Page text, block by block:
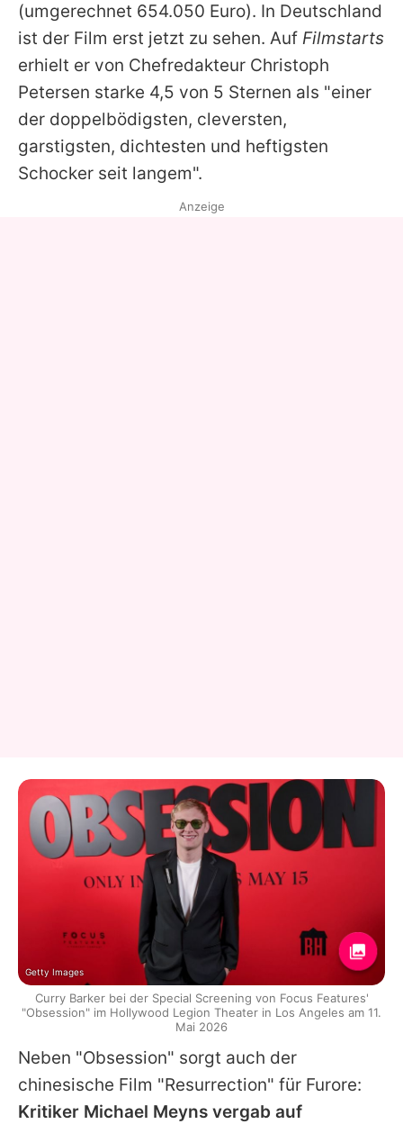
Nutzungsbedingungen
Utiq verwalten
(umgerechnet 654.050 Euro). In Deutschland
ist der Film erst jetzt zu sehen. Auf Filmstarts
erhielt er von Chefredakteur Christoph
Petersen starke 4,5 von 5 Sternen als "einer
der doppelbödigsten, cleversten,
garstigsten, dichtesten und heftigsten
Schocker seit langem".
Neben "Obsession" sorgt auch der
chinesische Film "Resurrection" für Furore:
Kritiker Michael Meyns vergab auf
Anzeige
Getty Images
Curry Barker bei der Special Screening von Focus Features'
"Obsession" im Hollywood Legion Theater in Los Angeles am 11.
Mai 2026